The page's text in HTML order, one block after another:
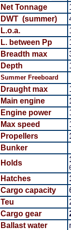
Net Tonnage
DWT (summer)
L.o.a.
L. between Pp
Breadth max
Depth
Summer Freeboard
Draught max
Main engine
Engine power
Max speed
Propellers
Bunker
Holds
Hatches
Cargo capacity
Teu
Cargo gear
Ballast water